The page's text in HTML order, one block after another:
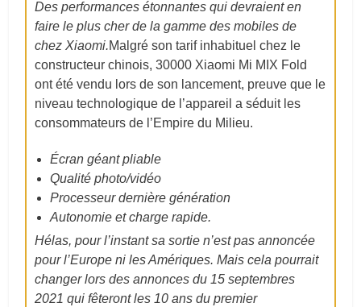
Des performances étonnantes qui devraient en
faire le plus cher de la gamme des mobiles de
chez Xiaomi.Malgré son tarif inhabituel chez le
constructeur chinois, 30000 Xiaomi Mi MIX Fold
ont été vendu lors de son lancement, preuve que le
niveau technologique de l’appareil a séduit les
consommateurs de l’Empire du Milieu.
Écran géant pliable
Qualité photo/vidéo
Processeur dernière génération
Autonomie et charge rapide.
Hélas, pour l’instant sa sortie n’est pas annoncée
pour l’Europe ni les Amériques. Mais cela pourrait
changer lors des annonces du 15 septembres
2021 qui fêteront les 10 ans du premier